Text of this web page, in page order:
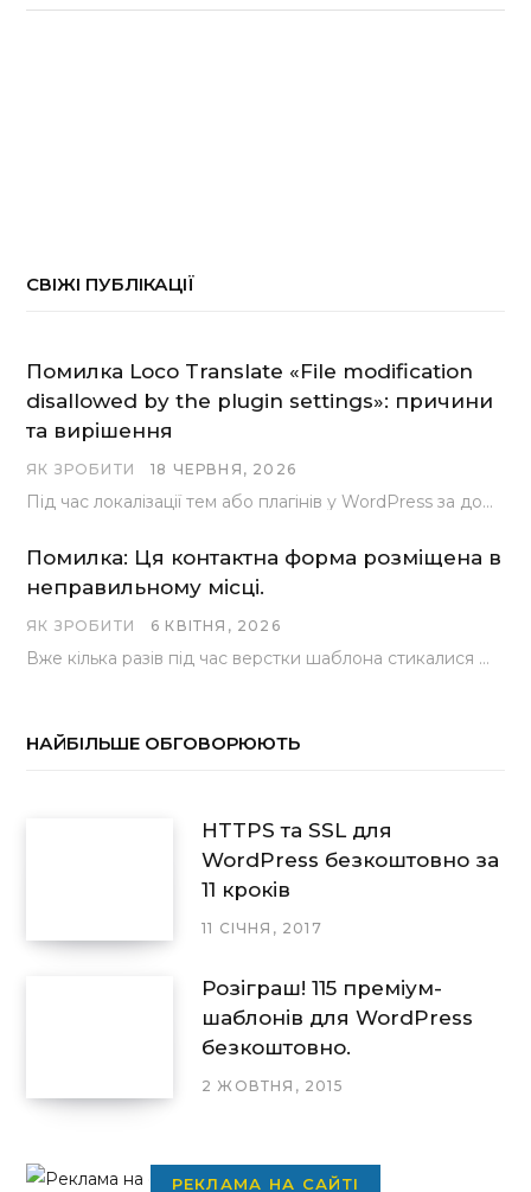
СВІЖІ ПУБЛІКАЦІЇ
Помилка Loco Translate «File modification
disallowed by the plugin settings»: причини
та вирішення
ЯК ЗРОБИТИ 18 ЧЕРВНЯ, 2026
Під час локалізації тем або плагінів у WordPress за допомогою популярного інструменту Loco Translate розробники…
Помилка: Ця контактна форма розміщена в
неправильному місці.
ЯК ЗРОБИТИ 6 КВІТНЯ, 2026
Вже кілька разів під час верстки шаблона стикалися з проблемою, коли замість контактної форми, згенерованої…
НАЙБІЛЬШЕ ОБГОВОРЮЮТЬ
HTTPS та SSL для
WordPress безкоштовно за
11 кроків
11 СІЧНЯ, 2017
Розіграш! 115 преміум-
шаблонів для WordPress
безкоштовно.
2 ЖОВТНЯ, 2015
РЕКЛАМА НА САЙТІ